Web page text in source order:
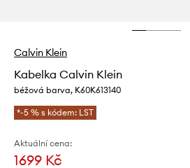
Calvin Klein
Kabelka Calvin Klein
béžová barva, K60K613140
*-5 % s kódem: LST
Aktuální cena:
1699 Kč